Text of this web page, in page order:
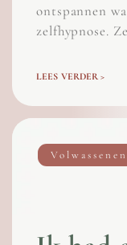
ontspannen
zelfhypnose. Ze
LEES VERDER >
Volwassenen